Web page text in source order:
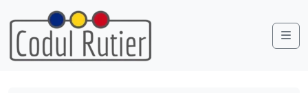
Skip to content
Skip to footer